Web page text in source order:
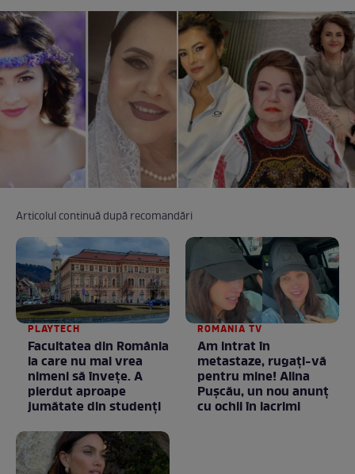
Articolul continuă după recomandări
PLAYTECH
Facultatea din România
la care nu mai vrea
nimeni să înveţe. A
pierdut aproape
jumătate din studenţi
ROMANIA TV
Am intrat în
metastaze, rugaţi-vă
pentru mine! Alina
Puşcău, un nou anunţ
cu ochii în lacrimi